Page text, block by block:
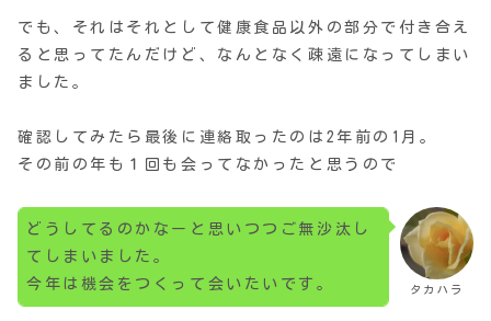
でも、それはそれとして健康食品以外の部分で付き合え
ると思ってたんだけど、なんとなく疎遠になってしまい
ました。
確認してみたら最後に連絡取ったのは2年前の1月。
その前の年も１回も会ってなかったと思うので
タカハラ
どうしてるのかなーと思いつつご無沙汰し
てしまいました。
今年は機会をつくって会いたいです。